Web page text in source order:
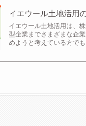
イエウール土地活用
イエウール土地活用は、
型企業までさまざまな企
めようと考えている方で